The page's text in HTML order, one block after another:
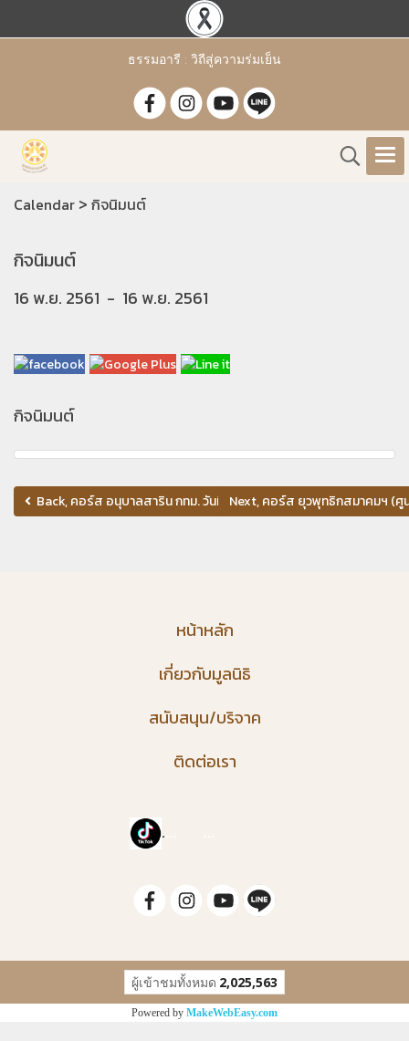
ธรรมอารี : วิถีสู่ความร่มเย็น
Calendar > กิจนิมนต์
กิจนิมนต์
16 พ.ย. 2561 - 16 พ.ย. 2561
กิจนิมนต์
Back, คอร์ส อนุบาลสาริน กทม. วันที่ 10 พฤศจิกายน 2561
Next, คอร์ส ยุวพุทธิกสมาคมฯ (ศู
หน้าหลัก
เกี่ยวกับมูลนิธิ
สนับสนุน/บริจาค
ติดต่อเรา
.
ผู้เข้าชมทั้งหมด 2,025,563
Powered by MakeWebEasy.com